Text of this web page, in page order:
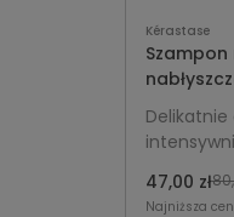
Kérastase
Size -
Absolu
Delikatnie
nadaje
47,00 zł
Najniższa